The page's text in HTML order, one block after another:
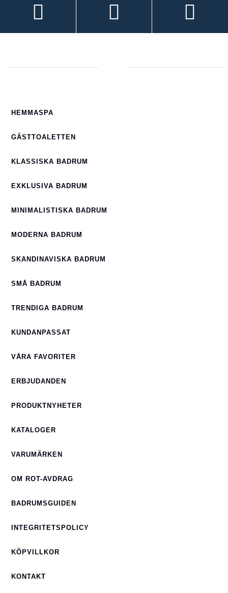
HEMMASPA
GÄSTTOALETTEN
KLASSISKA BADRUM
EXKLUSIVA BADRUM
MINIMALISTISKA BADRUM
MODERNA BADRUM
SKANDINAVISKA BADRUM
SMÅ BADRUM
TRENDIGA BADRUM
KUNDANPASSAT
VÅRA FAVORITER
ERBJUDANDEN
PRODUKTNYHETER
KATALOGER
VARUMÄRKEN
OM ROT-AVDRAG
BADRUMSGUIDEN
INTEGRITETSPOLICY
KÖPVILLKOR
KONTAKT